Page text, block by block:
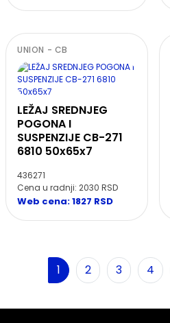
UNION - CB
LEŽAJ SREDNJEG
POGONA I
SUSPENZIJE CB-271
6810 50x65x7
436271
Cena u radnji: 2030 RSD
Web cena: 1827 RSD
1 2 3 4